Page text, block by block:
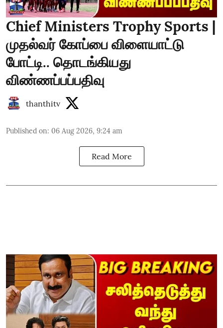
Chief Ministers Trophy Sports |
முதல்வர் கோப்பை விளையாட்டு
போட்டி.. தொடங்கியது
விண்ணப்பப்பதிவு
thanthitv
Published on: 06 Aug 2026, 9:24 am
Read More